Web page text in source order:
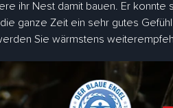
ihr Nest damit bauen. Er konnte
ganze Zeit ein sehr gutes
Sie wärmstens